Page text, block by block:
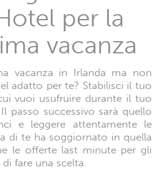
per la
vacanza
vacanza in Irlanda ma non
adatto per te? Stabilisci il tuo
vuoi usufruire durante il tuo
passo successivo sarà quello
e leggere attentamente le
di te ha soggiornato in quella
le offerte last minute per gli
fare una scelta.